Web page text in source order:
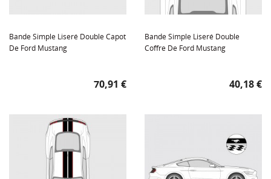
Bande Simple Liseré Double Capot
De Ford Mustang
Prix
70,91 €
Bande Simple Liseré Double
Coffre De Ford Mustang
Prix
40,18 €